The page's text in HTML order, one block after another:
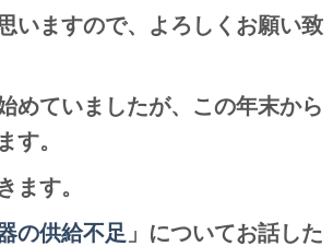
いますので、よろしくお願い致
めていましたが、この年末から
す。
ます。
の供給不足 」についてお話した